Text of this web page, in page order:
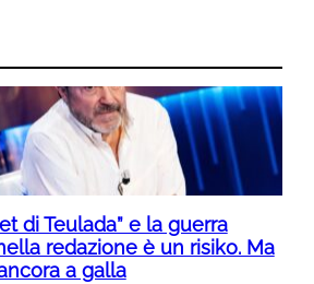
di Teulada” e la guerra
redazione è un risiko. Ma
a galla